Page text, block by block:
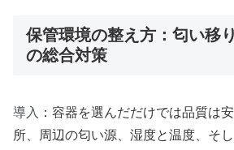
保管環境の整え方：匂い移
の総合対策
導入 ：容器を選んだだけでは品質は
所、周辺の匂い源、湿度と温度、そ